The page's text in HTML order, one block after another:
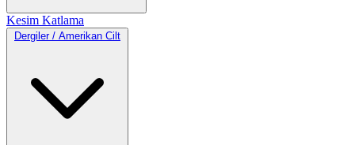
Kesim Katlama
Dergiler / Amerikan Cilt